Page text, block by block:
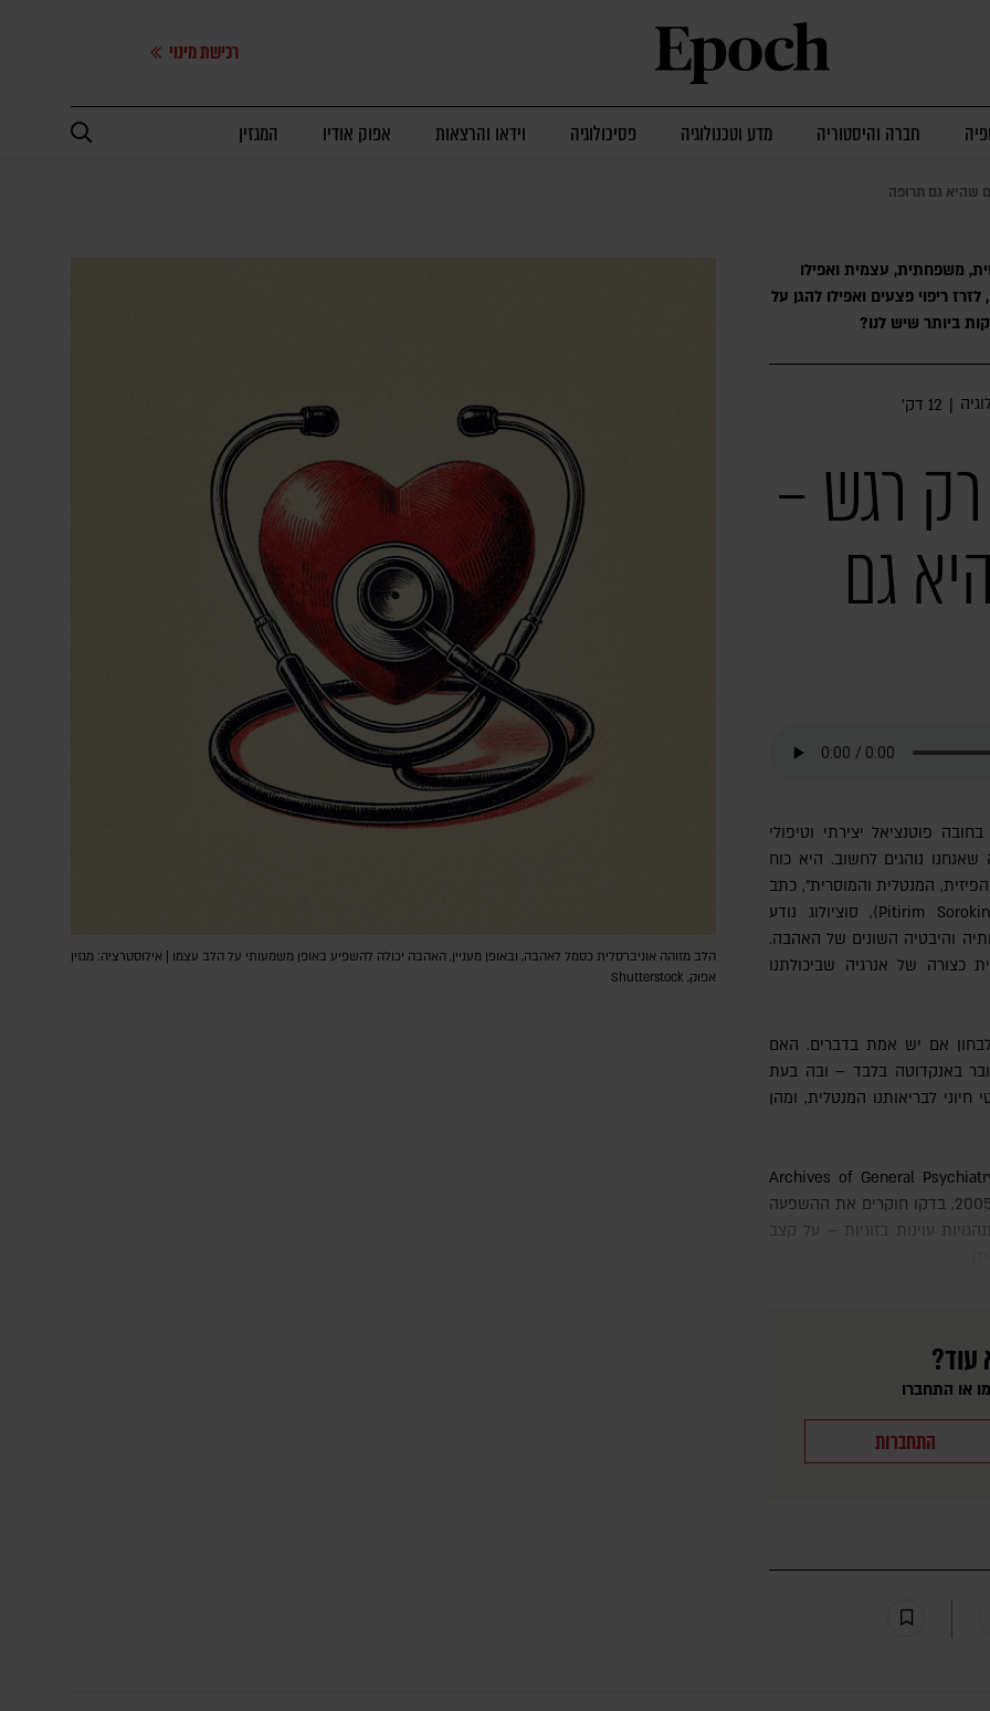
רכישת מינוי
חברה והיסטוריה מדע וטכנולוגיה פסיכולוגיה וידאו והרצאות אפוק אודיו המגזין
שהיא גם תרופה
משפחתית, עצמית ואפילו
ריפוי פצעים ואפילו להגן על
ביותר שיש לנו?
| 12 דק׳
רגש –
גם
פוטנציאל יצירתי וטיפולי
נוהגים לחשוב. היא כוח
המנטלית והמוסרית", כתב
בשנת 1954 פרופ' פיטירים סורוקין (Pitirim Sorokin), סוציולוג נודע
והיבטיה השונים של האהבה.
כצורה של אנרגיה שביכולתנו
לבחון אם יש אמת בדברים. האם
באנקדוטה בלבד – ובה בעת
לבריאותנו המנטלית, ומהן
(שהיום נקרא JAMA Psychiatry) בשנת 2005, בדקו חוקרים את ההשפעה
עוינות בזוגיות – על קצב
עוד?
או התחברו
התחברות
הלב מזוהה אוניברסלית כסמל לאהבה, ובאופן מעניין, האהבה יכולה להשפיע באופן משמעותי על הלב עצמו | אילוסטרציה: מגזין
אפוק, Shutterstock